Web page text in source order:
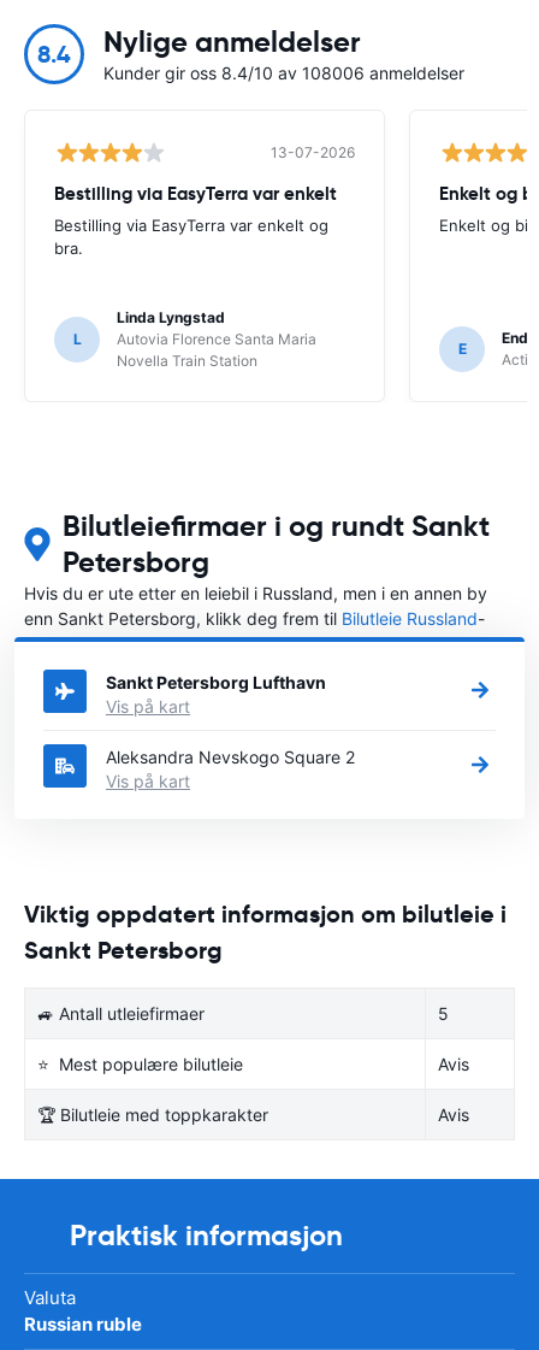
8.4 Nylige anmeldelser
Kunder gir oss 8.4/10 av 108006 anmeldelser
13-07-2026
Bestilling via EasyTerra var enkelt
Bestilling via EasyTerra var enkelt og
bra.
L
Linda Lyngstad
Autovia Florence Santa Maria
Novella Train Station
Enkelt og
Enkelt og
E
Bilutleiefirmaer i og rundt Sankt
Petersborg
Hvis du er ute etter en leiebil i Russland, men i en annen by
enn Sankt Petersborg, klikk deg frem til Bilutleie Russland-
siden, der du kan velge byen i Russland der du vil leie en bil.
Sankt Petersborg Lufthavn
Vis på kart
Aleksandra Nevskogo Square 2
Vis på kart
Viktig oppdatert informasjon om bilutleie i
Sankt Petersborg
🚙 Antall utleiefirmaer 5
⭐ Mest populære bilutleie Avis
🏆 Bilutleie med toppkarakter Avis
Praktisk informasjon
Valuta
Russian ruble